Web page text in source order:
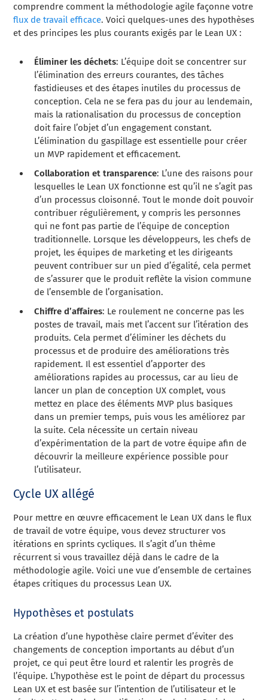
comprendre comment la méthodologie agile façonne votre
flux de travail efficace. Voici quelques-unes des hypothèses
et des principes les plus courants exigés par le Lean UX :
Éliminer les déchets: L’équipe doit se concentrer sur
l’élimination des erreurs courantes, des tâches
fastidieuses et des étapes inutiles du processus de
conception. Cela ne se fera pas du jour au lendemain,
mais la rationalisation du processus de conception
doit faire l’objet d’un engagement constant.
L’élimination du gaspillage est essentielle pour créer
un MVP rapidement et efficacement.
Collaboration et transparence: L’une des raisons pour
lesquelles le Lean UX fonctionne est qu’il ne s’agit pas
d’un processus cloisonné. Tout le monde doit pouvoir
contribuer régulièrement, y compris les personnes
qui ne font pas partie de l’équipe de conception
traditionnelle. Lorsque les développeurs, les chefs de
projet, les équipes de marketing et les dirigeants
peuvent contribuer sur un pied d’égalité, cela permet
de s’assurer que le produit reflète la vision commune
de l’ensemble de l’organisation.
Chiffre d’affaires: Le roulement ne concerne pas les
postes de travail, mais met l’accent sur l’itération des
produits. Cela permet d’éliminer les déchets du
processus et de produire des améliorations très
rapidement. Il est essentiel d’apporter des
améliorations rapides au processus, car au lieu de
lancer un plan de conception UX complet, vous
mettez en place des éléments MVP plus basiques
dans un premier temps, puis vous les améliorez par
la suite. Cela nécessite un certain niveau
d’expérimentation de la part de votre équipe afin de
découvrir la meilleure expérience possible pour
l’utilisateur.
Cycle UX allégé
Pour mettre en œuvre efficacement le Lean UX dans le flux
de travail de votre équipe, vous devez structurer vos
itérations en sprints cycliques. Il s’agit d’un thème
récurrent si vous travaillez déjà dans le cadre de la
méthodologie agile. Voici une vue d’ensemble de certaines
étapes critiques du processus Lean UX.
Hypothèses et postulats
La création d’une hypothèse claire permet d’éviter des
changements de conception importants au début d’un
projet, ce qui peut être lourd et ralentir les progrès de
l’équipe. L’hypothèse est le point de départ du processus
Lean UX et est basée sur l’intention de l’utilisateur et le